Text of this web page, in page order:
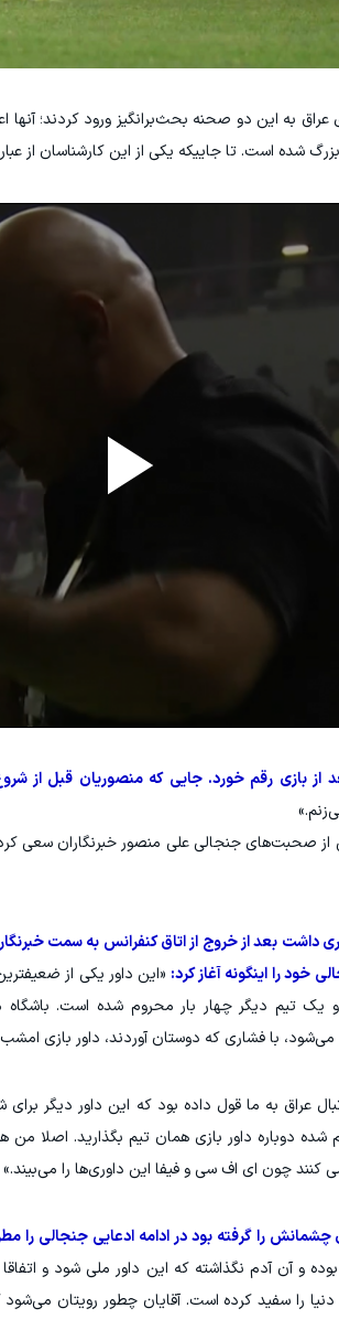
عراق به این دو صحنه بحث‌برانگیز ورود کردند؛
شده است. تا جاییکه یکی از این کارشناسان از
از بازی رقم خورد. جایی که منصوریان قبل از
صحبت‌های جنجالی علی منصور خبرنگاران سعی
داشت بعد از خروج از اتاق کنفرانس به سمت
را اینگونه آغاز کرد: «این داور یکی از
یک تیم دیگر چهار بار محروم شده است. باشگاه
با فشاری که دوستان آوردند، داور بازی
عراق به ما قول داده بود که این داور دیگر
دوباره داور بازی همان تیم بگذارید. اصلا
کنند چون ای اف سی و فیفا این داوری‌ها را می‌بیند.»
چشمانش را گرفته بود در ادامه ادعایی جنجالی را
و آن آدم نگذاشته که این داور ملی شود و
را سفید کرده است. آقایان چطور رویتان می‌شود